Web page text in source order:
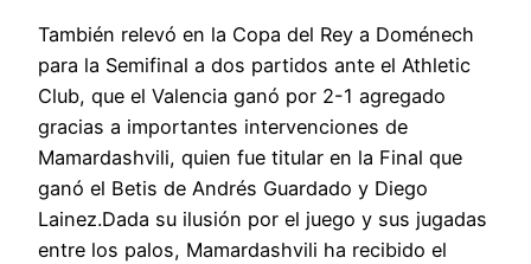
También relevó en la Copa del Rey a Doménech
para la Semifinal a dos partidos ante el Athletic
Club, que el Valencia ganó por 2-1 agregado
gracias a importantes intervenciones de
Mamardashvili, quien fue titular en la Final que
ganó el Betis de Andrés Guardado y Diego
Lainez.Dada su ilusión por el juego y sus jugadas
entre los palos, Mamardashvili ha recibido el